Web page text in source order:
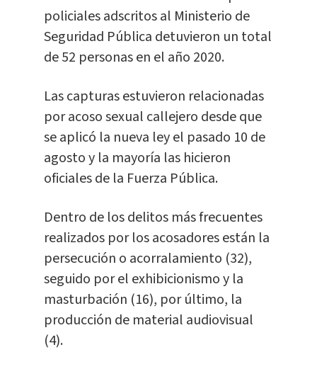
policiales adscritos al Ministerio de
Seguridad Pública detuvieron un total
de 52 personas en el año 2020.
Las capturas estuvieron relacionadas
por acoso sexual callejero desde que
se aplicó la nueva ley el pasado 10 de
agosto y la mayoría las hicieron
oficiales de la Fuerza Pública.
Dentro de los delitos más frecuentes
realizados por los acosadores están la
persecución o acorralamiento (32),
seguido por el exhibicionismo y la
masturbación (16), por último, la
producción de material audiovisual
(4).